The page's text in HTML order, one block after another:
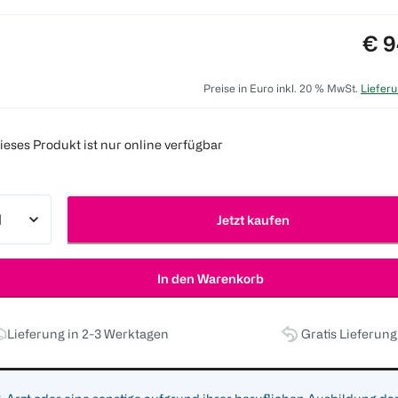
€
Preise in Euro inkl. 20 % MwSt.
Produkt ist nur online verfügbar
Jetzt kaufen
In den Warenkorb
Lieferung in 2-3 Werktagen Gratis